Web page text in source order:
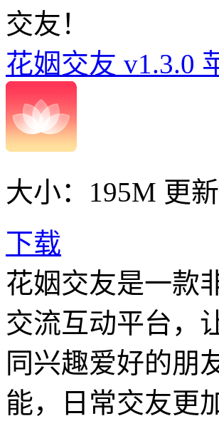
交友！
花姻交友 v1.3.0
大小：195M 更
下载
花姻交友是一款
交流互动平台，
同兴趣爱好的朋
能，日常交友更